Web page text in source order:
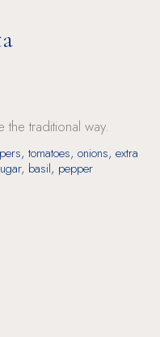
traditional way.
tomatoes, onions, extra
basil, pepper